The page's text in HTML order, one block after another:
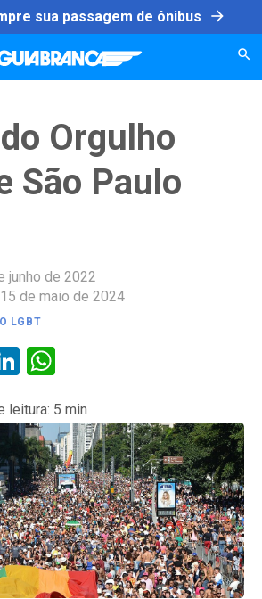
sua passagem de ônibus arrow_forward
Orgulho
São Paulo
junho de 2022
de maio de 2024
LGBT
LinkedIn
leitura: 5 min